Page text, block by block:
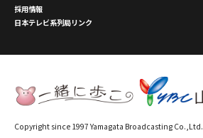
採用情報
日本テレビ系列局リンク
Copyright since 1997 Yamagata Broadcasting Co.,Ltd.